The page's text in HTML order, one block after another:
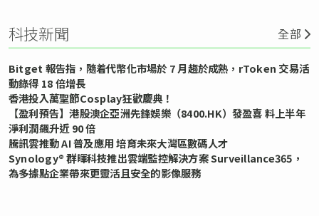
科技新聞 全部
Bitget 報告指，隨着代幣化市場於 7 月趨於成熟，rToken 交易活
動錄得 18 倍增長
香港投入萬聖節Cosplay狂歡慶典！
【盈利預告】港股澳企亞洲先鋒娛樂（8400.HK）發盈喜 料上半年
淨利潤飆升近 90 倍
騰訊雲推動 AI 普及應用 培育未來大灣區數碼人才
Synology® 群暉科技推出雲端監控解決方案 Surveillance365，
為多據點企業帶來更靈活且安全的影像服務